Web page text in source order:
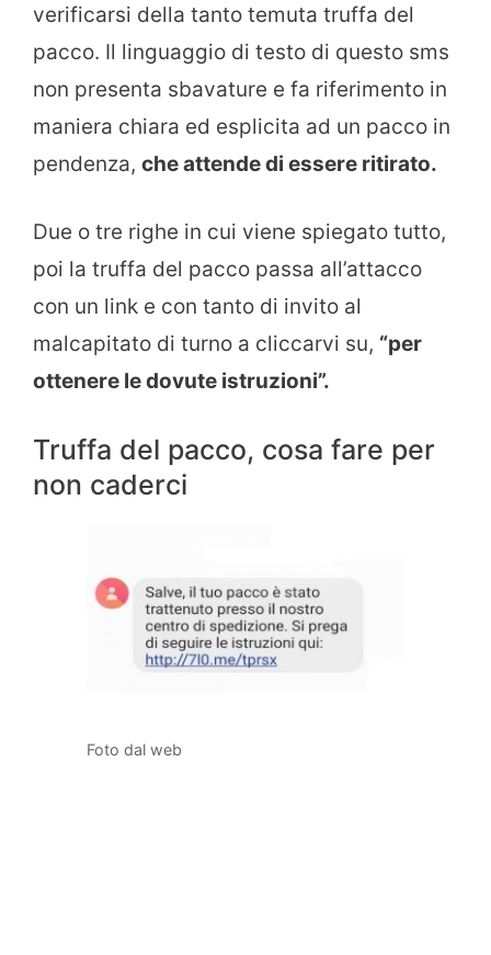
verificarsi della tanto temuta truffa del
pacco. Il linguaggio di testo di questo sms
non presenta sbavature e fa riferimento in
maniera chiara ed esplicita ad un pacco in
pendenza, che attende di essere ritirato.
Due o tre righe in cui viene spiegato tutto,
poi la truffa del pacco passa all’attacco
con un link e con tanto di invito al
malcapitato di turno a cliccarvi su, “per
ottenere le dovute istruzioni”.
Truffa del pacco, cosa fare per
non caderci
Foto dal web